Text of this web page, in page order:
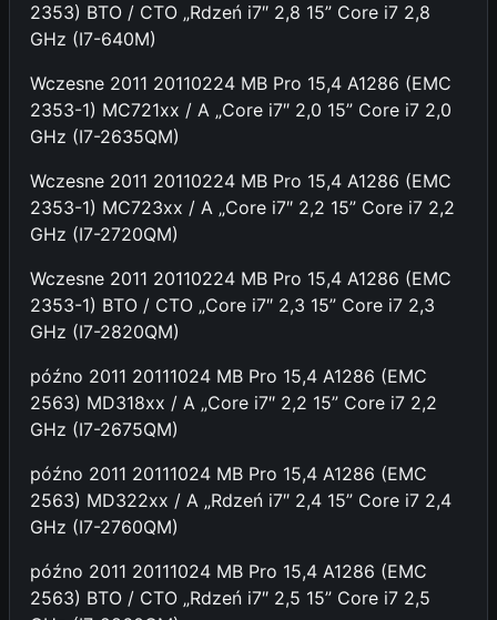
2353) BTO / CTO „Rdzeń i7″ 2,8 15” Core i7 2,8
GHz (I7-640M)
Wczesne 2011 20110224 MB Pro 15,4 A1286 (EMC
2353-1) MC721xx / A „Core i7″ 2,0 15” Core i7 2,0
GHz (I7-2635QM)
Wczesne 2011 20110224 MB Pro 15,4 A1286 (EMC
2353-1) MC723xx / A „Core i7″ 2,2 15” Core i7 2,2
GHz (I7-2720QM)
Wczesne 2011 20110224 MB Pro 15,4 A1286 (EMC
2353-1) BTO / CTO „Core i7″ 2,3 15” Core i7 2,3
GHz (I7-2820QM)
późno 2011 20111024 MB Pro 15,4 A1286 (EMC
2563) MD318xx / A „Core i7″ 2,2 15” Core i7 2,2
GHz (I7-2675QM)
późno 2011 20111024 MB Pro 15,4 A1286 (EMC
2563) MD322xx / A „Rdzeń i7″ 2,4 15” Core i7 2,4
GHz (I7-2760QM)
późno 2011 20111024 MB Pro 15,4 A1286 (EMC
2563) BTO / CTO „Rdzeń i7″ 2,5 15” Core i7 2,5